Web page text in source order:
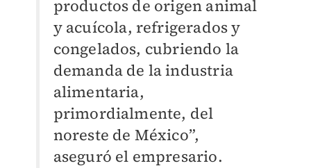
productos de origen animal
y acuícola, refrigerados y
congelados, cubriendo la
demanda de la industria
alimentaria,
primordialmente, del
noreste de México”,
aseguró el empresario.